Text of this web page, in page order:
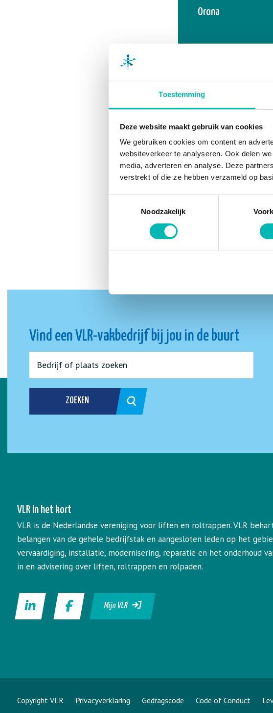
Toestemming
Deze website maakt gebruik van cookies
We gebruiken cookies om content en
websiteverkeer te analyseren. Ook delen
media, adverteren en analyse. Deze
verstrekt of die ze hebben verzameld op
Noodzakelijk
Orona
29 SEP 2024
Liftcentraal B.V.
Vind een VLR-vakbedrijf bij jou in de buurt
ZOEKEN
VLR in het kort
VLR is de Nederlandse vereniging voor liften en roltrappen. VLR
belangen van de gehele bedrijfstak en aangesloten leden op het
vervaardiging, installatie, modernisering, reparatie en het onderhoud
in en advisering over liften, roltrappen en rolpaden.
Mijn VLR
Copyright VLR Privacyverklaring Gedragscode Code of Conduct